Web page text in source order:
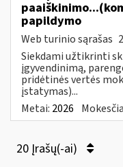
papildymo
Web turinio sąrašas
Siekdami užtikrinti
įgyvendinimą,
pridėtinės vertės
įstatymas)...
Metai: 2026
20 Įrašų(-ai)